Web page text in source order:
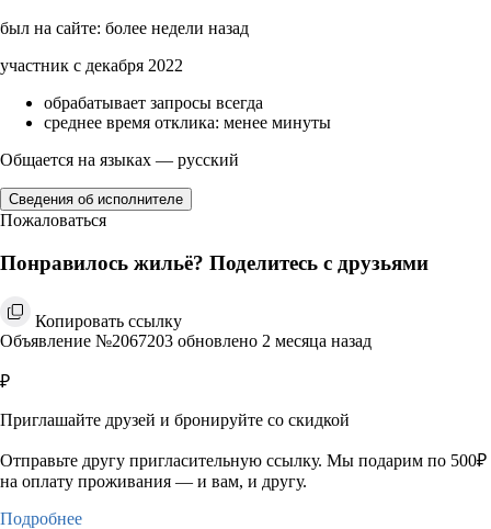
был на сайте: более недели назад
участник с декабря 2022
обрабатывает запросы всегда
среднее время отклика: менее минуты
Общается на языках — русский
Сведения об исполнителе
Пожаловаться
Понравилось жильё? Поделитесь с друзьями
Копировать ссылку
Объявление №2067203 обновлено 2 месяца назад
₽
Приглашайте друзей и бронируйте со скидкой
Отправьте другу пригласительную ссылку. Мы подарим по 500₽
на оплату проживания — и вам, и другу.
Подробнее